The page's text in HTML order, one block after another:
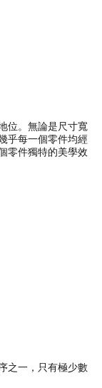
位。無論是尺寸寬
乎每一個零件均經
零件獨特的美學效
之一，只有極少數